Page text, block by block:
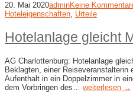
20. Mai 2020adminKeine
Hoteleigenschaften, Urteile
Hotelanlage gleicht
AG Charlottenburg: Hotelanlage
Beklagten, einer Reiseveranstalterin
Aufenthalt in ein Doppelzimmer in
dem Vorbringen des… weiterlesen →